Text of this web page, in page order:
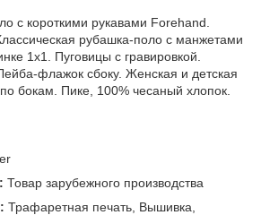
с короткими рукавами Forehand.
рубашка-поло с манжетами
1х1. Пуговицы с гравировкой.
флажок сбоку. Женская и детская
бокам. Пике, 100% чесаный хлопок.
Товар зарубежного производства
Трафаретная печать, Вышивка,